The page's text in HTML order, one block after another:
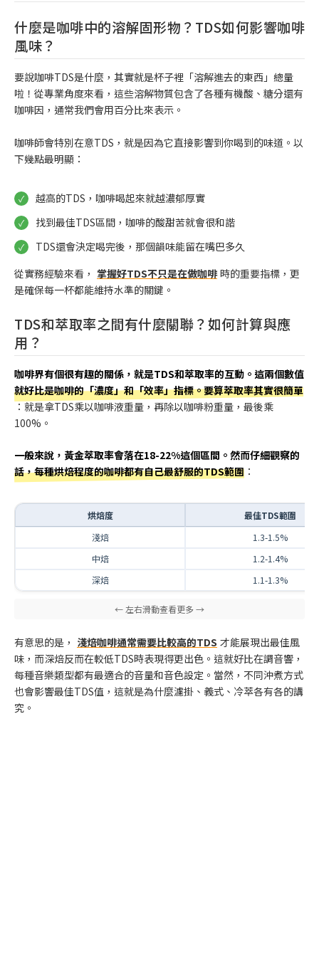
什麼是咖啡中的溶解固形物？TDS如何影響咖啡
風味？
要說咖啡TDS是什麼，其實就是杯子裡「溶解進去的東西」總量
啦！從專業角度來看，這些溶解物質包含了各種有機酸、糖分還有
咖啡因，通常我們會用百分比來表示。
咖啡師會特別在意TDS，就是因為它直接影響到你喝到的味道。以
下幾點最明顯：
越高的TDS，咖啡喝起來就越濃郁厚實
找到最佳TDS區間，咖啡的酸甜苦就會很和諧
TDS還會決定喝完後，那個韻味能留在嘴巴多久
從實務經驗來看， 掌握好TDS不只是在做咖啡 時的重要指標，更
是確保每一杯都能維持水準的關鍵。
TDS和萃取率之間有什麼關聯？如何計算與應
用？
咖啡界有個很有趣的關係，就是TDS和萃取率的互動。這兩個數值
就好比是咖啡的「濃度」和「效率」指標。要算萃取率其實很簡單
：就是拿TDS乘以咖啡液重量，再除以咖啡粉重量，最後乘
100%。
一般來說，黃金萃取率會落在18-22%這個區間。然而仔細觀察的
話，每種烘焙程度的咖啡都有自己最舒服的TDS範圍 ：
烘焙度
最佳TDS範圍
淺焙
1.3-1.5%
中焙
1.2-1.4%
深焙
1.1-1.3%
有意思的是， 淺焙咖啡通常需要比較高的TDS 才能展現出最佳風
味，而深焙反而在較低TDS時表現得更出色。這就好比在調音響，
每種音樂類型都有最適合的音量和音色設定。當然，不同沖煮方式
也會影響最佳TDS值，這就是為什麼濾掛、義式、冷萃各有各的講
究。